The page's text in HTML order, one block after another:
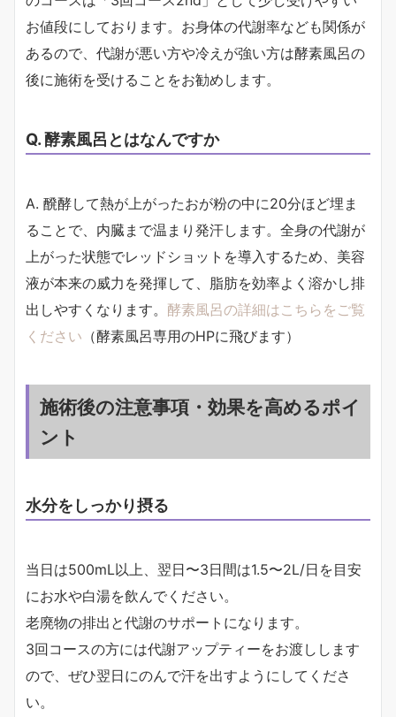
お値段にしております。お身体の代謝率なども関係が
あるので、代謝が悪い方や冷えが強い方は酵素風呂の
後に施術を受けることをお勧めします。
Q. 酵素風呂とはなんですか
A. 醗酵して熱が上がったおが粉の中に20分ほど埋ま
ることで、内臓まで温まり発汗します。全身の代謝が
上がった状態でレッドショットを導入するため、美容
液が本来の威力を発揮して、脂肪を効率よく溶かし排
出しやすくなります。 酵素風呂の詳細はこちらをご覧
ください （酵素風呂専用のHPに飛びます）
施術後の注意事項・効果を高めるポイ
ント
水分をしっかり摂る
当日は500mL以上、翌日〜3日間は1.5〜2L/日を目安
にお水や白湯を飲んでください。
老廃物の排出と代謝のサポートになります。
3回コースの方には代謝アップティーをお渡しします
ので、ぜひ翌日にのんで汗を出すようにしてくださ
い。